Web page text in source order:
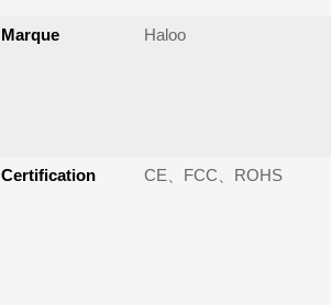
Marque Haloo
Certification CE、FCC、ROHS